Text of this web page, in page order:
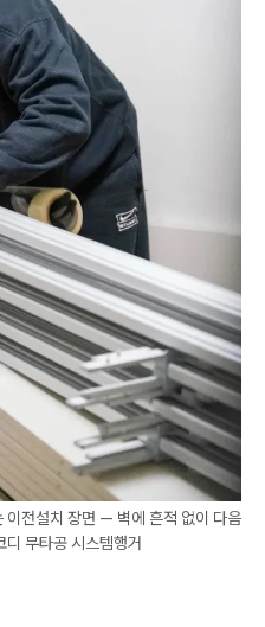
이전설치 장면 — 벽에 흔적 없이 다음
디 무타공 시스템행거